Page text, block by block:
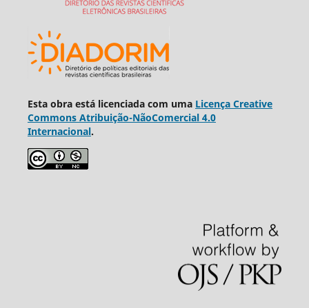
Esta obra está licenciada com uma Licença Creative
Commons Atribuição-NãoComercial 4.0
Internacional.